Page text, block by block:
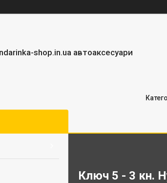
shop.in.ua автоаксесуари
Ключ 5 - 3 кн.